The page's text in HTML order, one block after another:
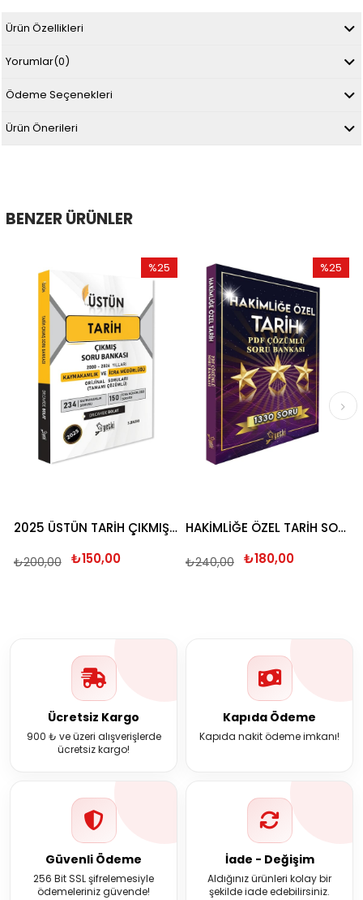
Ürün Özellikleri
Yorumlar(0)
Ödeme Seçenekleri
Ürün Önerileri
BENZER ÜRÜNLER
2025 ÜSTÜN TARİH ÇIKMIŞ SORU BANKASI
₺150,00
₺200,00
%25
%25İndirim
HAKİMLİĞE ÖZEL TARİH SORU BANKASI 2026
₺180,00
₺240,00
%25
İndirim
Ücretsiz Kargo
900 ₺ ve üzeri alışverişlerde
ücretsiz kargo!
Kapıda Ödeme
Kapıda nakit ödeme imkanı!
Güvenli Ödeme
256 Bit SSL şifrelemesiyle
ödemeleriniz güvende!
İade - Değişim
Aldığınız ürünleri kolay bir
şekilde iade edebilirsiniz.